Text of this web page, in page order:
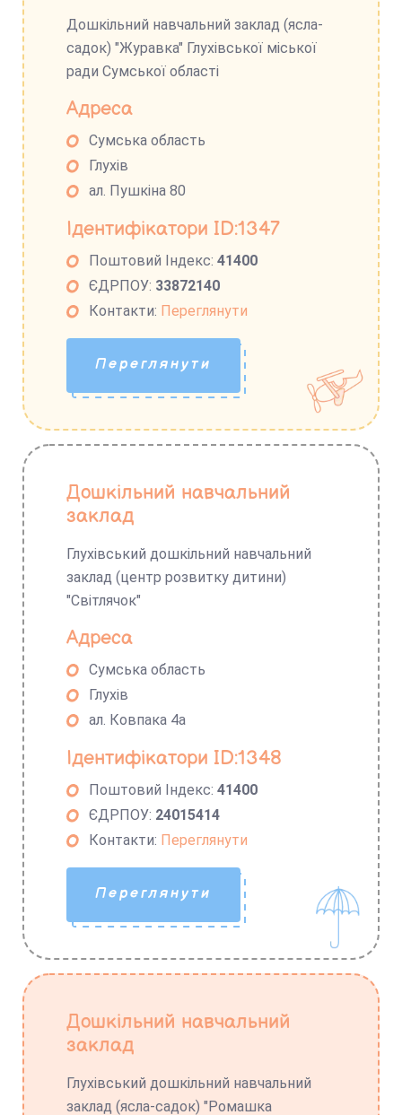
Дошкільний навчальний заклад (ясла-
садок) "Журавка" Глухівської міської
ради Сумської області
Адреса
Сумська область
Глухів
ал. Пушкіна 80
Ідентифікатори ID:1347
Поштовий Індекс:41400
ЄДРПОУ: 33872140
Контакти: Переглянути
Переглянути
Дошкільний навчальний
заклад
Глухівський дошкільний навчальний
заклад (центр розвитку дитини)
"Світлячок"
Адреса
Сумська область
Глухів
ал. Ковпака 4а
Ідентифікатори ID:1348
Поштовий Індекс:41400
ЄДРПОУ: 24015414
Контакти: Переглянути
Переглянути
Дошкільний навчальний
заклад
Глухівський дошкільний навчальний
заклад (ясла-садок) "Ромашка